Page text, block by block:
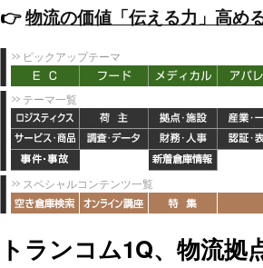
👉️物流の価値「伝える力」高め
ピックアップテーマ
テーマ一覧
スペシャルコンテンツ一覧
トランコム1Q、物流拠